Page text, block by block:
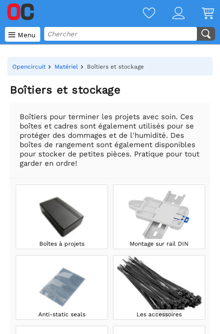
 Menu
Opencircuit Matériel Boîtiers et stockage
Boîtiers et stockage
Boîtiers pour terminer les projets avec soin. Ces
boîtes et cadres sont également utilisés pour se
protéger des dommages et de l'humidité. Des
boîtes de rangement sont également disponibles
pour stocker de petites pièces. Pratique pour tout
garder en ordre!
Boîtes à projets Montage sur rail DIN
Anti-static seals Les accessoires